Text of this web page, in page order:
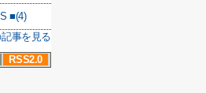
■(4)
事を見る
RSS2.0